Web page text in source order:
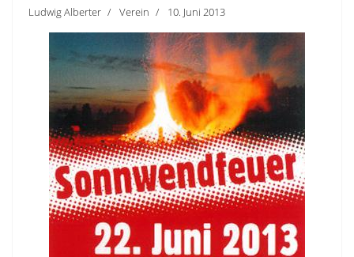
Ludwig Alberter Verein 10. Juni 2013